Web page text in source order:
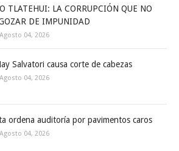
TLATEHUI: LA CORRUPCIÓN QUE NO
DE IMPUNIDAD
04, 2026
Salvatori causa corte de cabezas
04, 2026
ordena auditoría por pavimentos caros
04, 2026